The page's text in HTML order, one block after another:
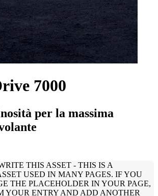
7000
per la massima